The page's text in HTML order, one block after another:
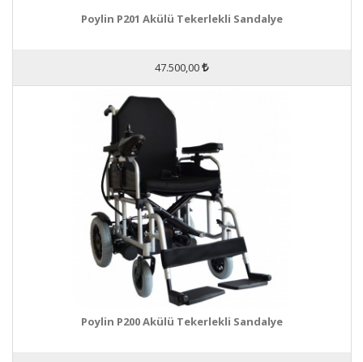
Poylin P201 Akülü Tekerlekli Sandalye
47.500,00
Poylin P200 Akülü Tekerlekli Sandalye